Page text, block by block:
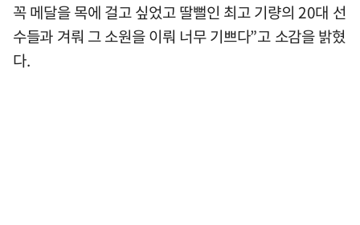
꼭 메달을 목에 걸고 싶었고 딸뻘인 최고 기량의 20대 선
수들과 겨뤄 그 소원을 이뤄 너무 기쁘다”고 소감을 밝혔
다.